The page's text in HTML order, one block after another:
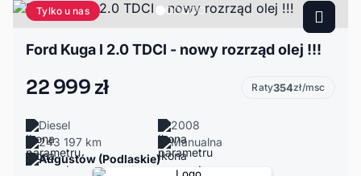
Tylko u nas
Ford Kuga I 2.0 TDCI - nowy rozrząd olej !!!
22 999 zł Raty354zł/msc
Diesel
2008
243 197 km
Manualna
Augustów (Podlaskie)